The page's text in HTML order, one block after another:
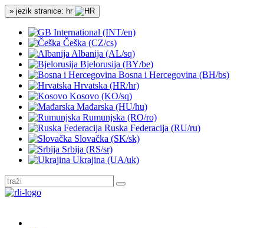
» jezik stranice: hr
International (INT/en)
Češka (CZ/cs)
Albanija (AL/sq)
Bjelorusija (BY/be)
Bosna i Hercegovina (BH/bs)
Hrvatska (HR/hr)
Kosovo (KO/sq)
Mađarska (HU/hu)
Rumunjska (RO/ro)
Ruska Federacija (RU/ru)
Slovačka (SK/sk)
Srbija (RS/sr)
Ukrajina (UA/uk)